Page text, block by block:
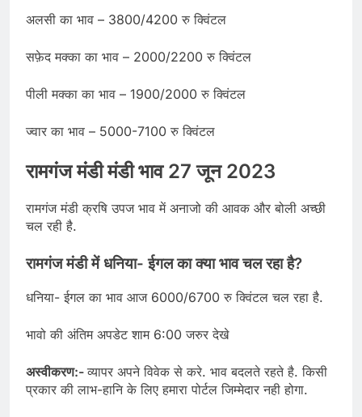
अलसी का भाव – 3800/4200 रु क्विंटल
सफ़ेद मक्का का भाव – 2000/2200 रु क्विंटल
पीली मक्का का भाव – 1900/2000 रु क्विंटल
ज्वार का भाव – 5000-7100 रु क्विंटल
रामगंज मंडी मंडी भाव 27 जून 2023
रामगंज मंडी क्रषि उपज भाव में अनाजो की आवक और बोली अच्छी
चल रही है.
रामगंज मंडी में धनिया- ईगल का क्या भाव चल रहा है?
धनिया- ईगल का भाव आज 6000/6700 रु क्विंटल चल रहा है.
भावो की अंतिम अपडेट शाम 6:00 जरुर देखे
अस्वीकरण:-व्यापर अपने विवेक से करे. भाव बदलते रहते है. किसी
प्रकार की लाभ-हानि के लिए हमारा पोर्टल जिम्मेदार नही होगा.